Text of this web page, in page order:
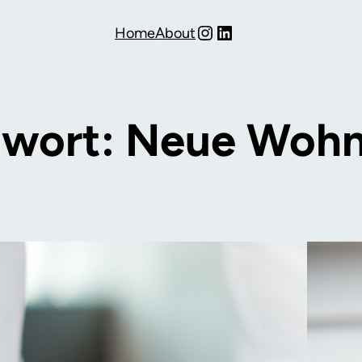
HomeAboutInstagram
LinkedIn
Neue